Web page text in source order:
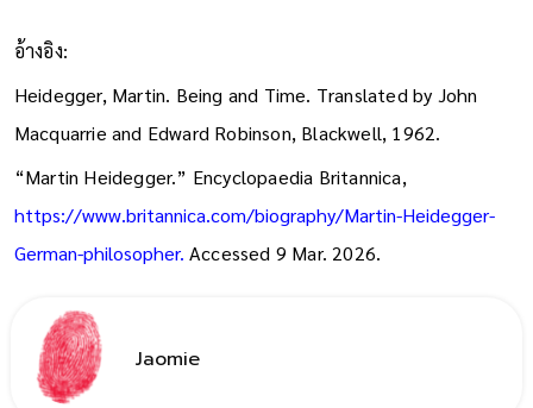
อ้างอิง:
Heidegger, Martin. Being and Time. Translated by John
Macquarrie and Edward Robinson, Blackwell, 1962.
“Martin Heidegger.” Encyclopaedia Britannica,
https://www.britannica.com/biography/Martin-Heidegger-
German-philosopher. Accessed 9 Mar. 2026.
Jaomie